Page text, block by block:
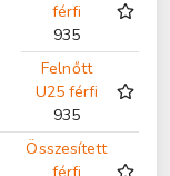
férfi
935
Felnőtt
U25 férfi
935
Összesített